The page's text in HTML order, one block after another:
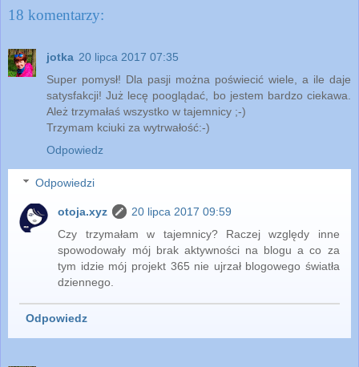
18 komentarzy:
jotka 20 lipca 2017 07:35
Super pomysł! Dla pasji można poświecić wiele, a ile daje
satysfakcji! Już lecę pooglądać, bo jestem bardzo ciekawa.
Ależ trzymałaś wszystko w tajemnicy ;-)
Trzymam kciuki za wytrwałość:-)
Odpowiedz
Odpowiedzi
otoja.xyz
20 lipca 2017 09:59
Czy trzymałam w tajemnicy? Raczej względy inne
spowodowały mój brak aktywności na blogu a co za
tym idzie mój projekt 365 nie ujrzał blogowego światła
dziennego.
Odpowiedz